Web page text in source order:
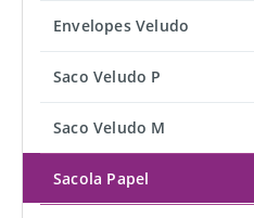
Envelopes Veludo
Saco Veludo P
Saco Veludo M
Sacola Papel